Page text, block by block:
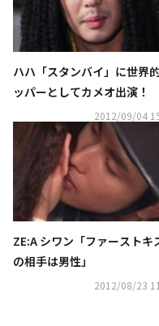
ハハ「スタンバイ」に世界
ッパーとしてカメオ出演！
2012/09/04
ZE:A シワン「ファーストキ
の相手は男性」
2012/08/23